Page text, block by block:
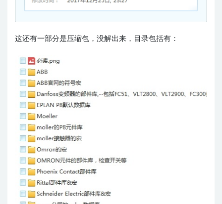
这还有一部分是压缩包，没解出来，目录包括有：